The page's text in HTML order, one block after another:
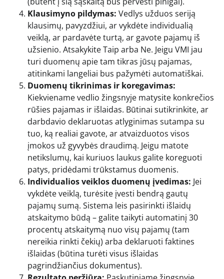
Klausimyno pildymas: Vedlys užduos seriją
klausimų, pavyzdžiui, ar vykdėte individualią
veiklą, ar pardavėte turtą, ar gavote pajamų iš
užsienio. Atsakykite Taip arba Ne. Jeigu VMI jau
turi duomenų apie tam tikras jūsų pajamas,
atitinkami langeliai bus pažymėti automatiškai.
Duomenų tikrinimas ir koregavimas:
Kiekviename vedlio žingsnyje matysite konkrečios
rūšies pajamas ir išlaidas. Būtinai sutikrinkite, ar
darbdavio deklaruotas atlyginimas sutampa su
tuo, ką realiai gavote, ar atvaizduotos visos
įmokos už gyvybės draudimą. Jeigu matote
netikslumų, kai kuriuos laukus galite koreguoti
patys, pridėdami trūkstamus duomenis.
Individualios veiklos duomenų įvedimas: Jei
vykdėte veiklą, turėsite įvesti bendrą gautų
pajamų sumą. Sistema leis pasirinkti išlaidų
atskaitymo būdą – galite taikyti automatinį 30
procentų atskaitymą nuo visų pajamų (tam
nereikia rinkti čekių) arba deklaruoti faktines
išlaidas (būtina turėti visus išlaidas
pagrindžiančius dokumentus).